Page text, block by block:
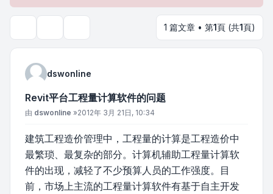
1 篇文章 • 第1頁 (共1頁)
dswonline
Revit平台工程量计算软件的问题
文章
由 dswonline »2012年 3月 21日, 10:34
建筑工程造价管理中，工程量的计算是工程造价中
最繁琐、最复杂的部分。计算机辅助工程量计算软
件的出现，减轻了不少预算人员的工作强度。目
前，市场上主流的工程量计算软件有基于自主开发